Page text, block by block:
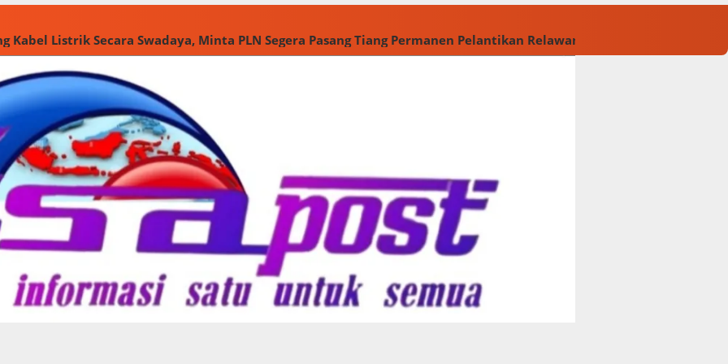
Kabel Listrik Secara Swadaya, Minta PLN Segera Pasang Tiang Permanen Pelantikan Relawan M. Rasyid Rajasa dan